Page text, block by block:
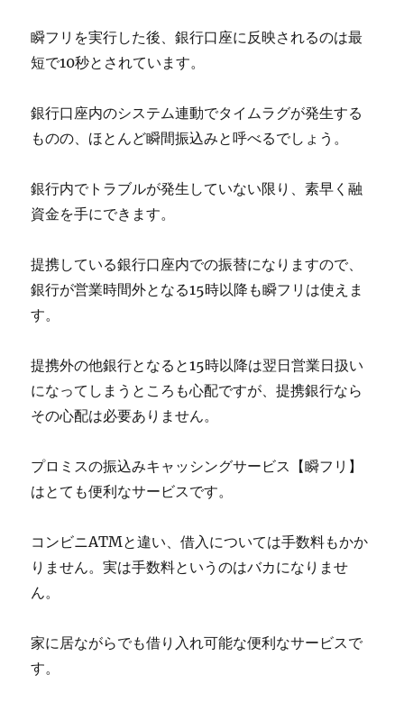
瞬フリを実行した後、銀行口座に反映されるのは最
短で10秒とされています。
銀行口座内のシステム連動でタイムラグが発生する
ものの、ほとんど瞬間振込みと呼べるでしょう。
銀行内でトラブルが発生していない限り、素早く融
資金を手にできます。
提携している銀行口座内での振替になりますので、
銀行が営業時間外となる15時以降も瞬フリは使えま
す。
提携外の他銀行となると15時以降は翌日営業日扱い
になってしまうところも心配ですが、提携銀行なら
その心配は必要ありません。
プロミスの振込みキャッシングサービス【瞬フリ】
はとても便利なサービスです。
コンビニATMと違い、借入については手数料もかか
りません。実は手数料というのはバカになりませ
ん。
家に居ながらでも借り入れ可能な便利なサービスで
す。